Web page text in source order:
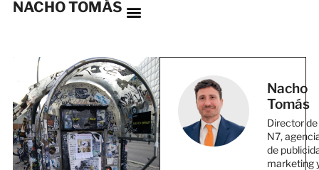
NACHO TOMÁS
Nacho
Tomás
Director de
N7,
de
marketing